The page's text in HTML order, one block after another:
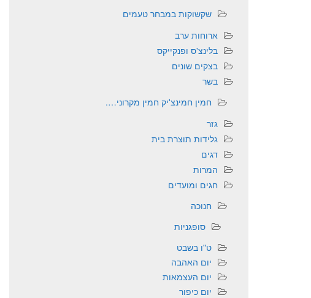
שקשוקות במבחר טעמים
ארוחות ערב
בלינצ'ס ופנקייקס
בצקים שונים
בשר
חמין חמינצ'יק חמין מקרוני….
גזר
גלידות תוצרת בית
דגים
המרות
חגים ומועדים
חנוכה
סופגניות
ט"ו בשבט
יום האהבה
יום העצמאות
יום כיפור